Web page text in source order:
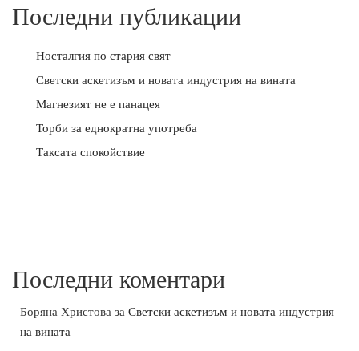
Последни публикации
Носталгия по стария свят
Светски аскетизъм и новата индустрия на вината
Магнезият не е панацея
Торби за еднократна употреба
Таксата спокойствие
Последни коментари
Боряна Христова за Светски аскетизъм и новата индустрия
на вината